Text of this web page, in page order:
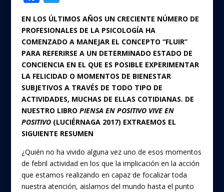
ac
e
b
o
o
k
w
itt
er
EN LOS ÚLTIMOS AÑOS UN CRECIENTE NÚMERO DE
PROFESIONALES DE LA PSICOLOGÍA HA
COMENZADO A MANEJAR EL CONCEPTO “FLUIR”
PARA REFERIRSE A UN DETERMINADO ESTADO DE
CONCIENCIA EN EL QUE ES POSIBLE EXPERIMENTAR
LA FELICIDAD O MOMENTOS DE BIENESTAR
SUBJETIVOS A TRAVÉS DE TODO TIPO DE
ACTIVIDADES, MUCHAS DE ELLAS COTIDIANAS. DE
NUESTRO LIBRO PIENSA EN POSITIVO VIVE EN
POSITIVO(LUCIÉRNAGA 2017) EXTRAEMOS EL
SIGUIENTE RESUMEN
¿Quién no ha vivido alguna vez uno de esos momentos
de febril actividad en los que la implicación en la acción
que estamos realizando en capaz de focalizar toda
nuestra atención, aislarnos del mundo hasta el punto